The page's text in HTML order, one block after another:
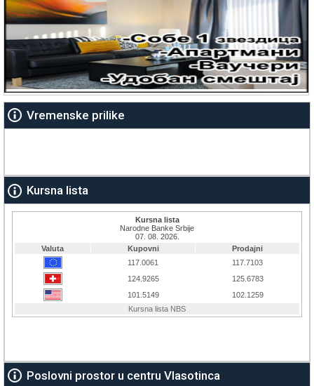
Vremenske prilike
Kursna lista
Poslovni prostor u centru Vlasotinca